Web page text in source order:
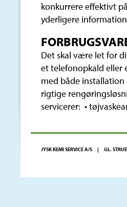
konkurrere effektivt
yderligere
Det skal være let for
et telefonopkald eller
med både
rigtige
servicerer: •
JYSK KEMI SERVICE A/S | GL.